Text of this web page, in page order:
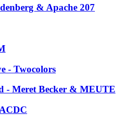
& Apache 207
- Twocolors
- Meret Becker & MEUTE